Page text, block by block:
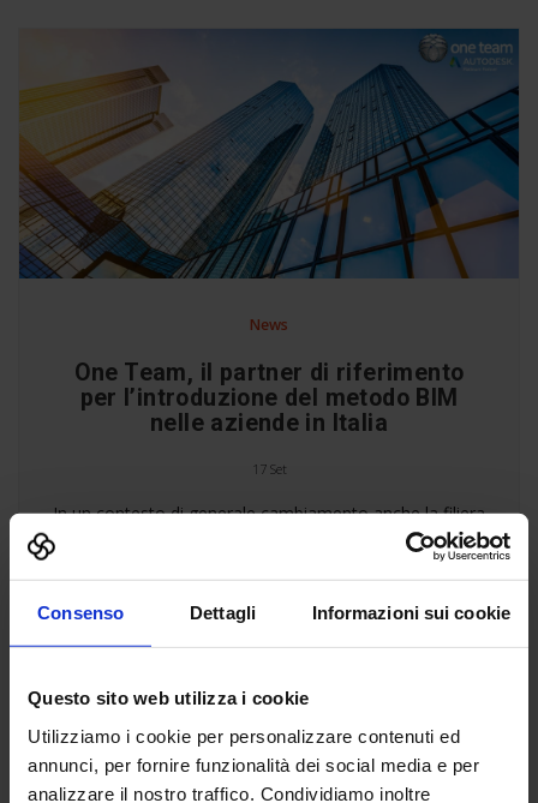
Consenso Dettagli Informazioni sui cookie
Questo sito web utilizza i cookie
Utilizziamo i cookie per personalizzare contenuti ed
annunci, per fornire funzionalità dei social media e per
analizzare il nostro traffico. Condividiamo inoltre
News
One Team, il partner di riferimento
per l’introduzione del metodo BIM
nelle aziende in Italia
17 Set
In un contesto di generale cambiamento anche la filiera
delle costruzioni vive una fase fortemente
caratterizzata da una crescente attenzione verso la
digitalizzazione. È in questo ambito che progettisti,
committenti, imprese e produttori di materiali,
Leggi tutto »